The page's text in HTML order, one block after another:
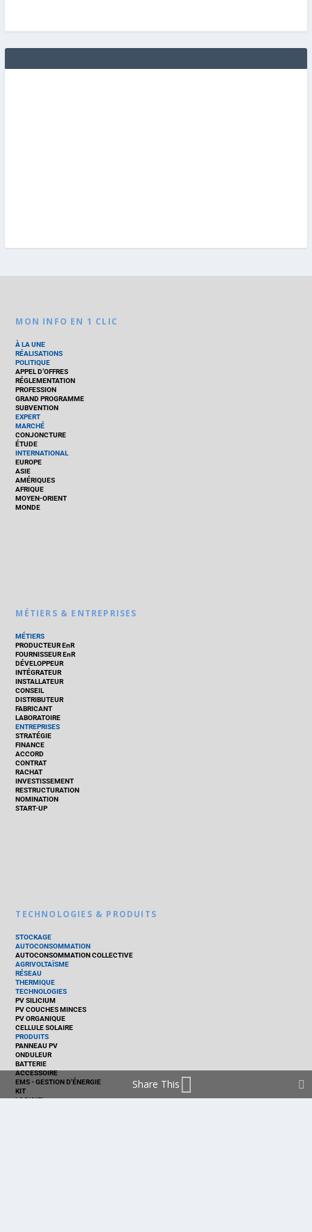
MON INFO EN 1 CLIC
À LA UNE
RÉALISATIONS
POLITIQUE
APPEL D’OFFRES
RÉGLEMENTATION
PROFESSION
GRAND PROGRAMME
SUBVENTION
EXPERT
MARCHÉ
CONJONCTURE
ÉTUDE
INTERNATIONAL
EUROPE
ASIE
AMÉRIQUES
AFRIQUE
MOYEN-ORIENT
MONDE
MÉTIERS & ENTREPRISES
MÉTIERS
PRODUCTEUR EnR
FOURNISSEUR EnR
DÉVELOPPEUR
INTÉGRATEUR
INSTALLATEUR
CONSEIL
DISTRIBUTEUR
FABRICANT
LABORATOIRE
ENTREPRISES
STRATÉGIE
FINANCE
ACCORD
CONTRAT
RACHAT
INVESTISSEMENT
RESTRUCTURATION
NOMINATION
START-UP
TECHNOLOGIES & PRODUITS
STOCKAGE
AUTOCONSOMMATION
AUTOCONSOMMATION COLLECTIVE
AGRIVOLTAÏSME
RÉSEAU
THERMIQUE
TECHNOLOGIES
PV SILICIUM
PV COUCHES MINCES
PV ORGANIQUE
CELLULE SOLAIRE
PRODUITS
PANNEAU PV
ONDULEUR
BATTERIE
ACCESSOIRE
EMS - GESTION D'ÉNERGIE
KIT
LOGICIEL
Share This